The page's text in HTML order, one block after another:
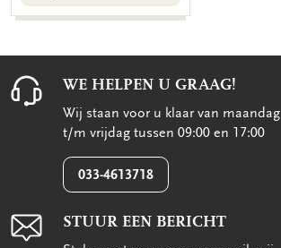
WE HELPEN U GRAAG!
Wij staan voor u klaar van maandag
t/m vrijdag tussen 09:00 en 17:00
033-4613718
STUUR EEN BERICHT